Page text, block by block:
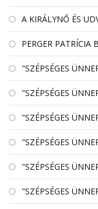
A KIRÁLYNŐ ÉS
PERGER PATRÍCIA
"SZÉPSÉGES
"SZÉPSÉGES
"SZÉPSÉGES
"SZÉPSÉGES
"SZÉPSÉGES
"SZÉPSÉGES